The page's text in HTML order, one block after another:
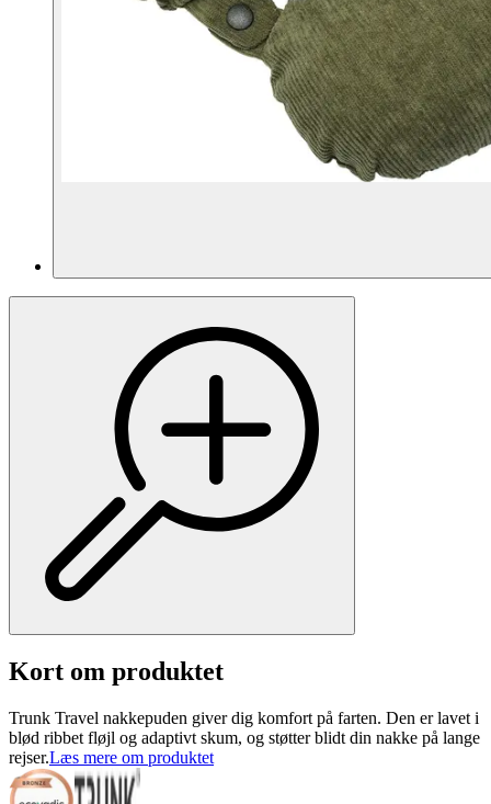
Kort om produktet
Trunk Travel nakkepuden giver dig komfort på farten. Den er lavet i
blød ribbet fløjl og adaptivt skum, og støtter blidt din nakke på lange
rejser.Læs mere om produktet